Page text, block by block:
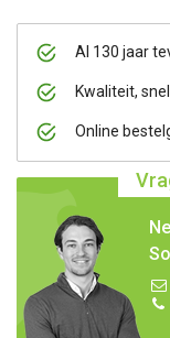
Al 130 jaar
Kwaliteit,
Online